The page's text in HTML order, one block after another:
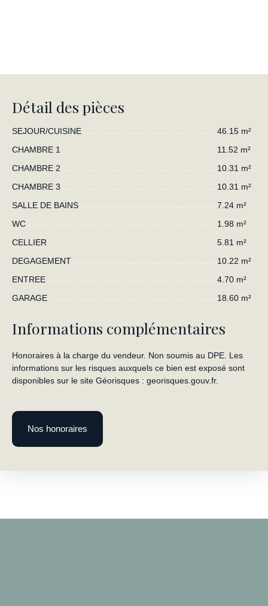
Détail des pièces
SEJOUR/CUISINE
46.15 m²
CHAMBRE 1
11.52 m²
CHAMBRE 2
10.31 m²
CHAMBRE 3
10.31 m²
SALLE DE BAINS
7.24 m²
WC
1.98 m²
CELLIER
5.81 m²
DEGAGEMENT
10.22 m²
ENTREE
4.70 m²
GARAGE
18.60 m²
Informations complémentaires
Honoraires à la charge du vendeur. Non soumis au DPE. Les
informations sur les risques auxquels ce bien est exposé sont
disponibles sur le site Géorisques : georisques.gouv.fr.
Nos honoraires